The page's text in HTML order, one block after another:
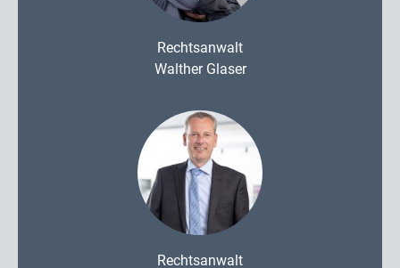
Rechtsanwalt
Walther Glaser
Rechtsanwalt